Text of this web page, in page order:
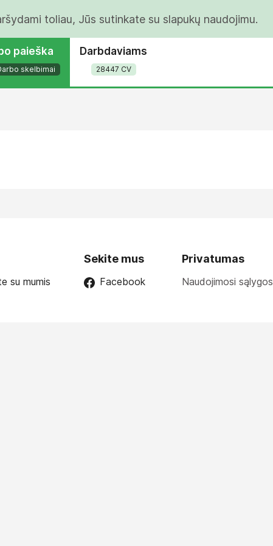
toliau, Jūs sutinkate su slapukų naudojimu.
paieška
skelbimai
Darbdaviams
28447 CV
su mumis
Sekite mus
Facebook
Privatumas
Naudojimosi sąlygos